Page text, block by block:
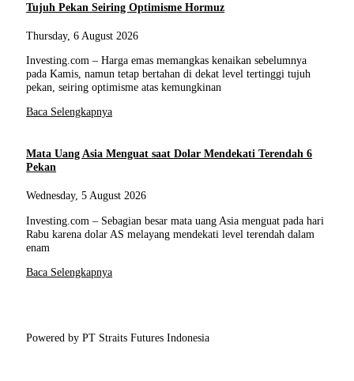
Tujuh Pekan Seiring Optimisme Hormuz
Thursday, 6 August 2026
Investing.com – Harga emas memangkas kenaikan sebelumnya
pada Kamis, namun tetap bertahan di dekat level tertinggi tujuh
pekan, seiring optimisme atas kemungkinan
Baca Selengkapnya
Mata Uang Asia Menguat saat Dolar Mendekati Terendah 6
Pekan
Wednesday, 5 August 2026
Investing.com – Sebagian besar mata uang Asia menguat pada hari
Rabu karena dolar AS melayang mendekati level terendah dalam
enam
Baca Selengkapnya
Powered by PT Straits Futures Indonesia